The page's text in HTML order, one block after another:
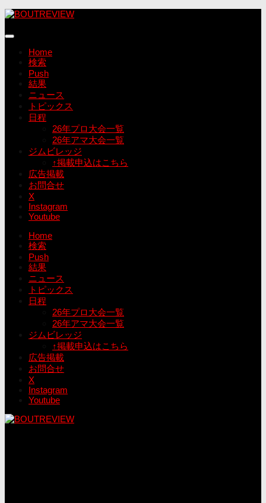
コ
テ
Home
検索
Push
結果
ニュース
トピックス
日程
26年プロ大会一覧
26年アマ大会一覧
ジムビレッジ
↑掲載申込はこちら
広告掲載
お問合せ
X
Instagram
Youtube
Home
検索
Push
結果
ニュース
トピックス
日程
26年プロ大会一覧
26年アマ大会一覧
ジムビレッジ
↑掲載申込はこちら
広告掲載
お問合せ
X
Instagram
Youtube